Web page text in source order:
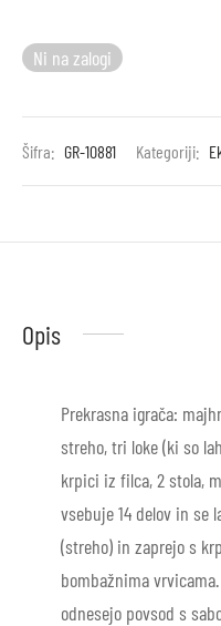
Ni na zalogi
Šifra: GR-10881 Kategoriji:
Opis
Prekrasna igrača:
streho, tri loke (ki so
krpici iz filca, 2 stola,
vsebuje 14 delov in se
(streho) in zaprejo s
bombažnima
odnesejo povsod s